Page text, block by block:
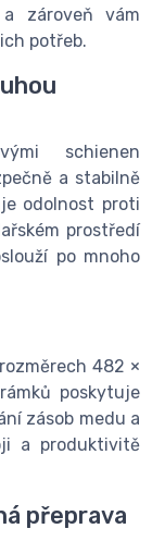
zároveň vám
potřeb.
schienen
a stabilně
odolnost proti
prostředí
po mnoho
482 ×
poskytuje
zásob medu a
a produktivitě
přeprava